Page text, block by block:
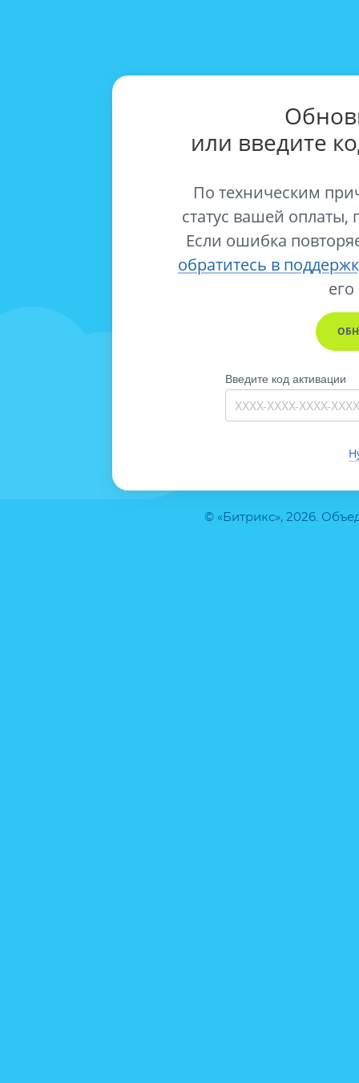
© «Битрикс», 2026.
или введите
По техническим
статус вашей оплаты,
Если ошибка
обратитесь в
его
Введите код активации